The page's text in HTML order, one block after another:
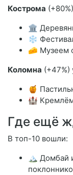
Кострома
🏛️
❄️
🧀 Музеем
Коломна (+47%)
🍯
🏰
Где ещё
В топ-10 вошли:
🏔️ Домбай